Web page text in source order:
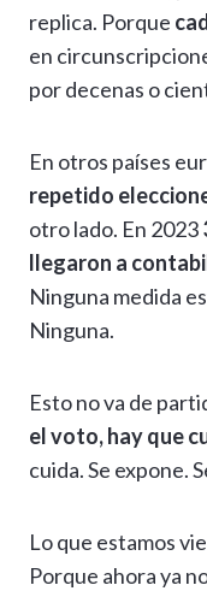
replica. Porque
en
por decenas o
En otros países
repetido
otro lado. En 2023
llegaron a
Ninguna medida
Ninguna.
Esto no va de
el voto, hay que
cuida. Se expone.
Lo que estamos
Porque ahora ya